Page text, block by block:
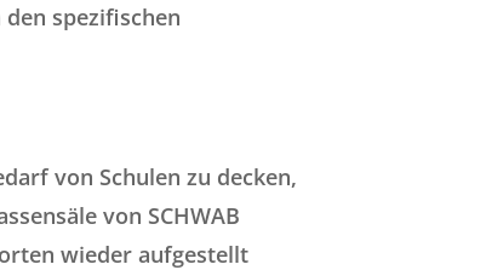
spezifischen
von Schulen zu decken,
von SCHWAB
wieder aufgestellt